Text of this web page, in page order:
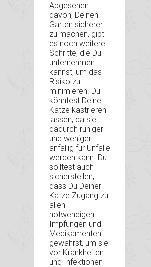
Abgesehen
davon, Deinen
Garten sicherer
zu machen, gibt
es noch weitere
Schritte, die Du
unternehmen
kannst, um das
Risiko zu
minimieren. Du
könntest Deine
Katze kastrieren
lassen, da sie
dadurch ruhiger
und weniger
anfällig für Unfälle
werden kann. Du
solltest auch
sicherstellen,
dass Du Deiner
Katze Zugang zu
allen
notwendigen
Impfungen und
Medikamenten
gewährst, um sie
vor Krankheiten
und Infektionen